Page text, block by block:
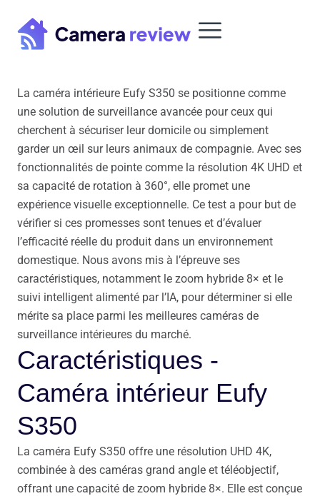
content
La caméra intérieure Eufy S350 se positionne comme
une solution de surveillance avancée pour ceux qui
cherchent à sécuriser leur domicile ou simplement
garder un œil sur leurs animaux de compagnie. Avec ses
fonctionnalités de pointe comme la résolution 4K UHD et
sa capacité de rotation à 360°, elle promet une
expérience visuelle exceptionnelle. Ce test a pour but de
vérifier si ces promesses sont tenues et d’évaluer
l’efficacité réelle du produit dans un environnement
domestique. Nous avons mis à l’épreuve ses
caractéristiques, notamment le zoom hybride 8× et le
suivi intelligent alimenté par l’IA, pour déterminer si elle
mérite sa place parmi les meilleures caméras de
surveillance intérieures du marché.
Caractéristiques -
Caméra intérieur Eufy
S350
La caméra Eufy S350 offre une résolution UHD 4K,
combinée à des caméras grand angle et téléobjectif,
offrant une capacité de zoom hybride 8×. Elle est conçue